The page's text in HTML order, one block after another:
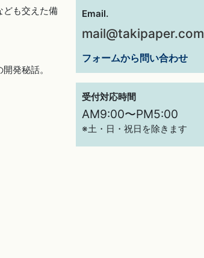
ども交えた備
発秘話。
Email.
mail@takipaper.com
フォームから問い合わせ
受付対応時間
AM9:00〜PM5:00
※土・日・祝日を除きます